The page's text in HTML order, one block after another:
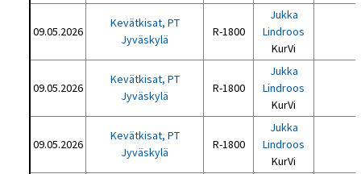
09.05.2026
Kevätkisat, PT
Jyväskylä
R-1800
Jukka
Lindroos
KurVi
09.05.2026
Kevätkisat, PT
Jyväskylä
R-1800
Jukka
Lindroos
KurVi
09.05.2026
Kevätkisat, PT
Jyväskylä
R-1800
Jukka
Lindroos
KurVi